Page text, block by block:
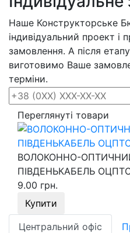
Наше Конструкторське
індивідуальний проект і
замовлення. А після
виготовимо Ваше
терміни.
Переглянуті товари
ВОЛОКОННО-
ПІВДЕНЬКАБЕЛЬ
9.00 грн.
Купити
Центральний офіс